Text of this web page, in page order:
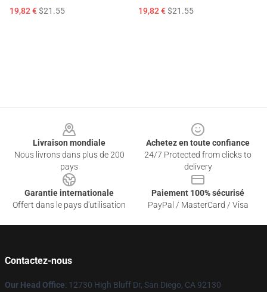
19,82 €$21.55 19,82 €$21.55
Livraison mondiale
Nous livrons dans plus de 200
pays
Achetez en toute confiance
24/7 Protected from clicks to
delivery
Garantie internationale
Offert dans le pays d'utilisation
Paiement 100% sécurisé
PayPal / MasterCard / Visa
Contactez-nous
Our Head Office: 12730 High Bluff Dr, San Diego, CA 92130